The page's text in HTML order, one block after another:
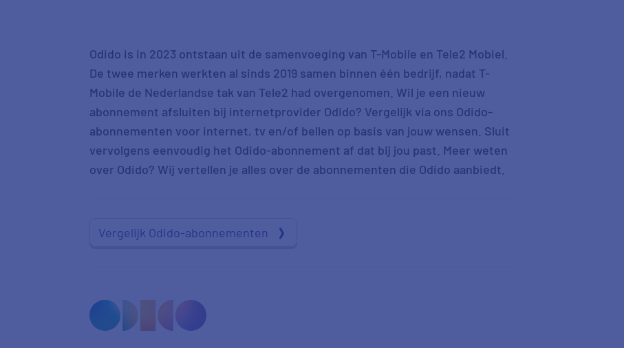
Odido is in 2023 ontstaan uit de samenvoeging van T-Mobile en Tele2 Mobiel.
De twee merken werkten al sinds 2019 samen binnen één bedrijf, nadat T-
Mobile de Nederlandse tak van Tele2 had overgenomen. Wil je een nieuw
abonnement afsluiten bij internetprovider Odido? Vergelijk via ons Odido-
abonnementen voor internet, tv en/of bellen op basis van jouw wensen. Sluit
vervolgens eenvoudig het Odido-abonnement af dat bij jou past. Meer weten
over Odido? Wij vertellen je alles over de abonnementen die Odido aanbiedt.
Vergelijk Odido-abonnementen